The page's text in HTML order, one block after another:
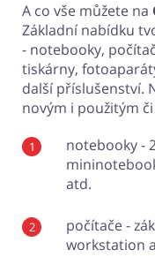
A co vše můžete na
Základní nabídku
- notebooky,
tiskárny,
další příslušenství.
novým i použitým
notebooky -
atd.
počítače -
workstation